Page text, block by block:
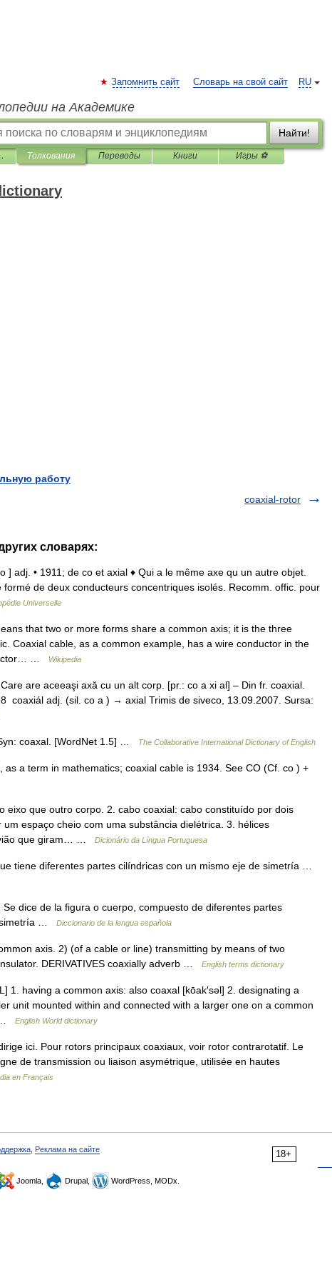
RU
Запомнить сайт Словарь на свой сайт
на Академике
Найти!
Толкования Переводы Книги Игры ⚽
работу
coaxial-rotor
словарях:
adj. • 1911; de co et axial ♦ Qui a le même axe qu un autre objet.
de deux conducteurs concentriques isolés. Recomm. offic. pour
Universelle
that two or more forms share a common axis; it is the three
Coaxial cable, as a common example, has a wire conductor in the
…
Wikipedia
are aceeaşi axă cu un alt corp. [pr.: co a xi al] – Din fr. coaxial.
coaxiál adj. (sil. co a ) → axial Trimis de siveco, 13.09.2007. Sursa:
coaxal. [WordNet 1.5] … The Collaborative International Dictionary of English
a term in mathematics; coaxial cable is 1934. See CO (Cf. co ) +
que outro corpo. 2. cabo coaxial: cabo constituído por dois
espaço cheio com uma substância dielétrica. 3. hélices
que giram… …
Dicionário da Língua Portuguesa
tiene diferentes partes cilíndricas con un mismo eje de simetría …
dice de la figura o cuerpo, compuesto de diferentes partes
simetría …
Diccionario de la lengua española
axis. 2) (of a cable or line) transmitting by means of two
DERIVATIVES coaxially adverb …
English terms dictionary
1. having a common axis: also coaxal [kōak′səl] 2. designating a
unit mounted within and connected with a larger one on a common
…
English World dictionary
ici. Pour rotors principaux coaxiaux, voir rotor contrarotatif. Le
de transmission ou liaison asymétrique, utilisée en hautes
en Français
18+
Реклама на сайте
Joomla, Drupal, WordPress, MODx.